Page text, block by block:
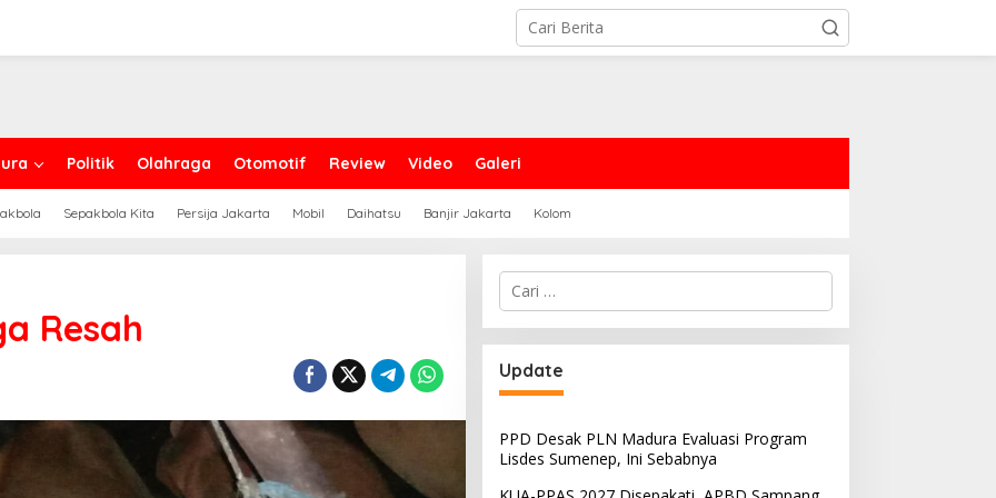
Politik Olahraga Otomotif Review Video Galeri
Sepakbola Kita Persija Jakarta Mobil Daihatsu Banjir Jakarta Kolom
Resah
Cari
untuk:
Update
PPD Desak PLN Madura Evaluasi Program
Lisdes Sumenep, Ini Sebabnya